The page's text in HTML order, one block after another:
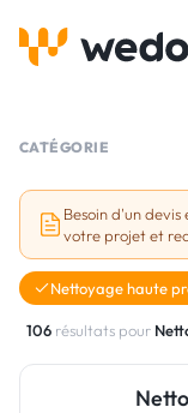
Réalisations
Aides et
CATÉGORIE
Besoin d'un devis
votre projet et
Nettoyage haute
106 résultats pour